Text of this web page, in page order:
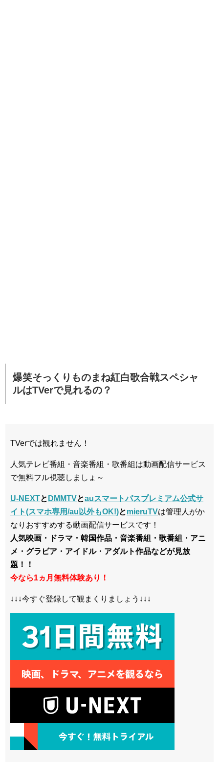
爆笑そっくりものまね紅白歌合戦スペシャ
ルはTVerで見れるの？
TVerでは観れません！
人気テレビ番組・音楽番組・歌番組は動画配信サービス
で無料フル視聴しましょ～
U-NEXTと DMMTVとauスマートパスプレミアム公式サ
イト(スマホ専用/au以外もOK!)とmieruTVは管理人がか
なりおすすめする動画配信サービスです！
人気映画・ドラマ・韓国作品・音楽番組・歌番組・アニ
メ・グラビア・アイドル・アダルト作品などが見放
題！！
今なら1ヵ月無料体験あり！
↓↓↓今すぐ登録して観まくりましょう↓↓↓